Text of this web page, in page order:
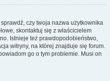
czy twoja nazwa użytkownika
skontaktuj się z właścicielem
Istnieje też prawdopodobieństwo,
witryny, na której znajduje się forum.
go o tym problemie. Musi on